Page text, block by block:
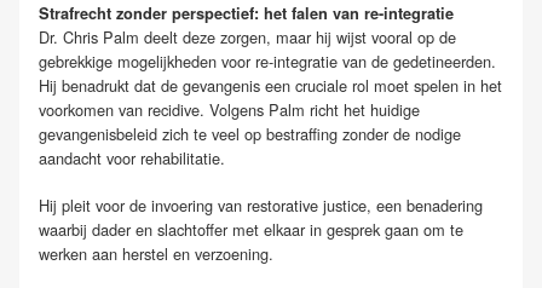
Strafrecht zonder perspectief: het falen van re-integratie
Dr. Chris Palm deelt deze zorgen, maar hij wijst vooral op de
gebrekkige mogelijkheden voor re-integratie van de gedetineerden.
Hij benadrukt dat de gevangenis een cruciale rol moet spelen in het
voorkomen van recidive. Volgens Palm richt het huidige
gevangenisbeleid zich te veel op bestraffing zonder de nodige
aandacht voor rehabilitatie.
Hij pleit voor de invoering van restorative justice, een benadering
waarbij dader en slachtoffer met elkaar in gesprek gaan om te
werken aan herstel en verzoening.